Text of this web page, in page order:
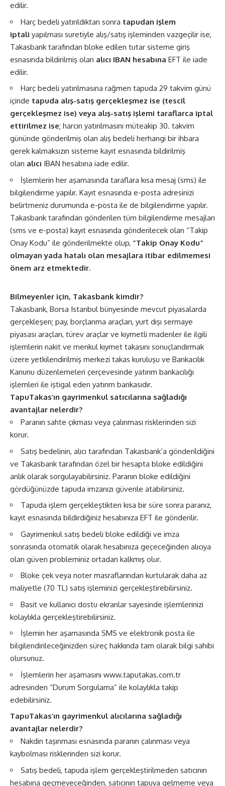
edilir.
Harç bedeli yatırıldıktan sonra tapudan işlem
iptali yapılması suretiyle alış/satış işleminden vazgeçilir ise,
Takasbank tarafından bloke edilen tutar sisteme giriş
esnasında bildirilmiş olan alıcı IBAN hesabına EFT ile iade
edilir.
Harç bedeli yatırılmasına rağmen tapuda 29 takvim günü
içinde tapuda alış-satış gerçekleşmez ise (tescil
gerçekleşmez ise) veya alış-satış işlemi taraflarca iptal
ettirilmez ise; harcın yatırılmasını müteakip 30. takvim
gününde gönderilmiş olan alış bedeli herhangi bir ihbara
gerek kalmaksızın sisteme kayıt esnasında bildirilmiş
olan alıcı IBAN hesabına iade edilir.
İşlemlerin her aşamasında taraflara kısa mesaj (sms) ile
bilgilendirme yapılır. Kayıt esnasında e-posta adresinizi
belirtmeniz durumunda e-posta ile de bilgilendirme yapılır.
Takasbank tarafından gönderilen tüm bilgilendirme mesajları
(sms ve e-posta) kayıt esnasında gönderilecek olan “Takip
Onay Kodu” ile gönderilmekte olup, “Takip Onay Kodu”
olmayan yada hatalı olan mesajlara itibar edilmemesi
önem arz etmektedir.
Bilmeyenler için, Takasbank kimdir?
Takasbank, Borsa Istanbul bünyesinde mevcut piyasalarda
gerçekleşen; pay, borçlanma araçları, yurt dışı sermaye
piyasası araçları, türev araçlar ve kıymetli madenler ile ilgili
işlemlerin nakit ve menkul kıymet takasını sonuçlandırmak
üzere yetkilendirilmiş merkezi takas kuruluşu ve Bankacılık
Kanunu düzenlemeleri çerçevesinde yatırım bankacılığı
işlemleri ile iştigal eden yatırım bankasıdır.
TapuTakas’ın gayrimenkul satıcılarına sağladığı
avantajlar nelerdir?
Paranın sahte çıkması veya çalınması risklerinden sizi
korur.
Satış bedelinin, alıcı tarafından Takasbank’a gönderildiğini
ve Takasbank tarafından özel bir hesapta bloke edildiğini
anlık olarak sorgulayabilirsiniz. Paranın bloke edildiğini
gördüğünüzde tapuda imzanızı güvenle atabilirsiniz.
Tapuda işlem gerçekleştikten kısa bir süre sonra paranız,
kayıt esnasında bildirdiğiniz hesabınıza EFT ile gönderilir.
Gayrimenkul satış bedeli bloke edildiği ve imza
sonrasında otomatik olarak hesabınıza geçeceğinden alıcıya
olan güven probleminiz ortadan kalkmış olur.
Bloke çek veya noter masraflarından kurtularak daha az
maliyetle (70 TL) satış işleminizi gerçekleştirebilirsiniz.
Basit ve kullanıcı dostu ekranlar sayesinde işlemlerinizi
kolaylıkla gerçekleştirebilirsiniz.
İşlemin her aşamasında SMS ve elektronik posta ile
bilgilendirileceğinizden süreç hakkında tam olarak bilgi sahibi
olursunuz.
İşlemlerin her aşamasını www.taputakas.com.tr
adresinden “Durum Sorgulama” ile kolaylıkla takip
edebilirsiniz.
TapuTakas’ın gayrimenkul alıcılarına sağladığı
avantajlar nelerdir?
Nakdin taşınması esnasında paranın çalınması veya
kaybolması risklerinden sizi korur.
Satış bedeli, tapuda işlem gerçekleştirilmeden satıcının
hesabına geçmeyeceğinden, satıcının tapuya gelmeme veya